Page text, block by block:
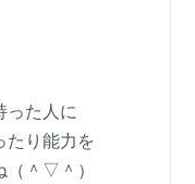
った人に
たり能力を
（＾▽＾）